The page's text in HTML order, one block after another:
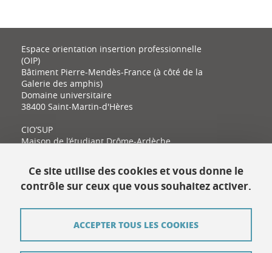
Espace orientation insertion professionnelle
(OIP)
Bâtiment Pierre-Mendès-France (à côté de la
Galerie des amphis)
Domaine universitaire
38400 Saint-Martin-d'Hères
CIO’SUP
Maison de l’étudiant Drôme-Ardèche
26000 Valence
Contact
Ce site utilise des cookies et vous donne le
contrôle sur ceux que vous souhaitez activer.
ACCEPTER TOUS LES COOKIES